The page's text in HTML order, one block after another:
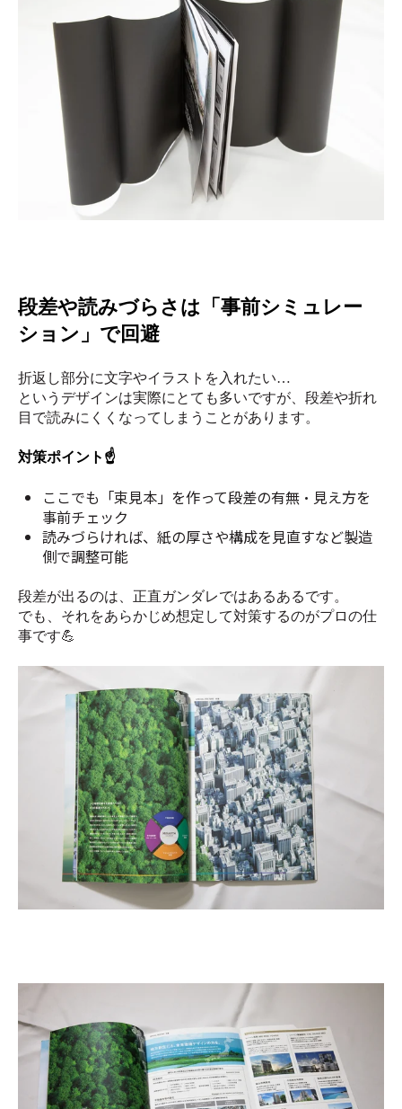
段差や読みづらさは「事前シミュレー
ション」で回避
折返し部分に文字やイラストを入れたい…
というデザインは実際にとても多いですが、段差や折れ
目で読みにくくなってしまうことがあります。
対策ポイント☝️
ここでも「束見本」を作って段差の有無・見え方を
事前チェック
読みづらければ、紙の厚さや構成を見直すなど製造
側で調整可能
段差が出るのは、正直ガンダレではあるあるです。
でも、それをあらかじめ想定して対策するのがプロの仕
事です💪